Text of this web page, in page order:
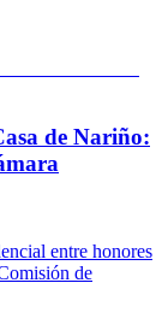
de Nariño:
entre honores
de